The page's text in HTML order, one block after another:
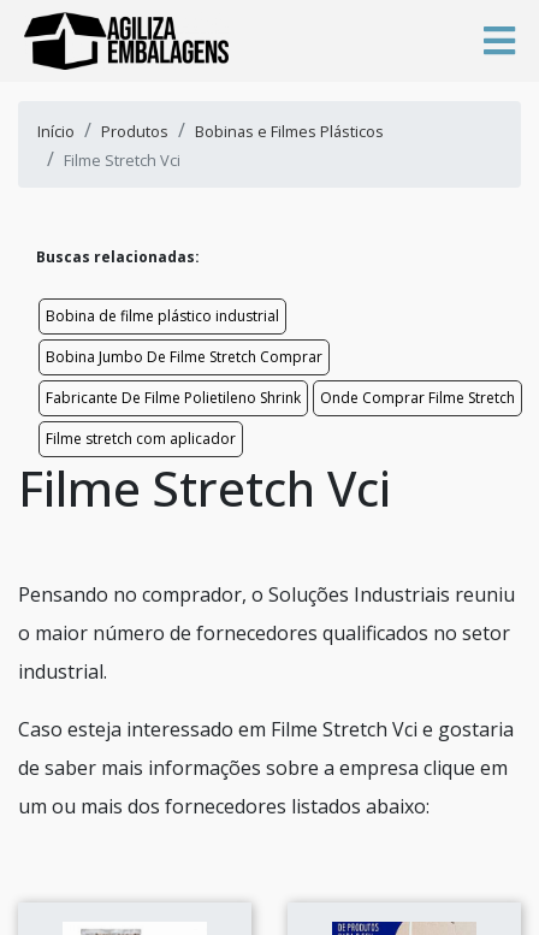
Início Produtos
Bobinas e Filmes Plásticos
Filme Stretch Vci
Buscas relacionadas:
Bobina de filme plástico industrial
Bobina Jumbo De Filme Stretch Comprar
Fabricante De Filme Polietileno Shrink
Onde Comprar Filme Stretch
Filme stretch com aplicador
Filme Stretch Vci
Pensando no comprador, o Soluções Industriais reuniu
o maior número de fornecedores qualificados no setor
industrial.
Caso esteja interessado em Filme Stretch Vci e gostaria
de saber mais informações sobre a empresa clique em
um ou mais dos fornecedores listados abaixo: